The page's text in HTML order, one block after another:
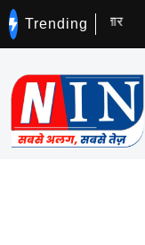
Trending
महिला गिरफ्तार